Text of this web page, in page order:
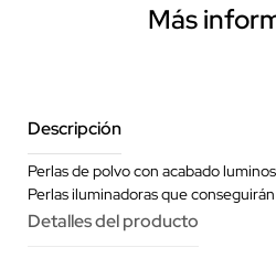
Más
Descripción
Perlas de polvo con acabado
Perlas iluminadoras que
Detalles del producto